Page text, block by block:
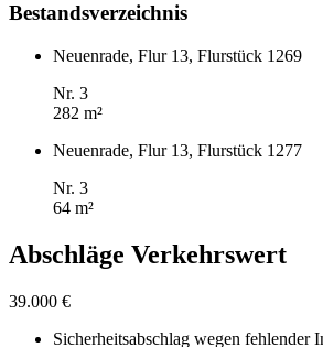
Bestandsverzeichnis
Neuenrade, Flur 13, Flurstück 1269
Nr. 3
282 m²
Neuenrade, Flur 13, Flurstück 1277
Nr. 3
64 m²
Abschläge Verkehrswert
39.000 €
Sicherheitsabschlag wegen fehlender